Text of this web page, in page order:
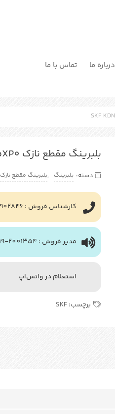
درباره ما تماس با ما
بلبرینگ مقطع نازک SKF KDN.JB045XP0
دسته: بلبرینگ ,بلبرینگ مقطع نازک
کارشناس فروش : 33902846-021
مدیر فروش : 2001354-0919
استعلام در واتس‌اپ
برچسب:SKF